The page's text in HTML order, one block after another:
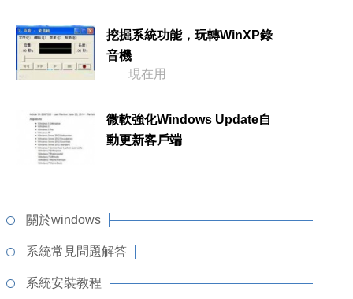
挖掘系統功能，玩轉WinXP錄
音機
現在用
微軟強化Windows Update自
動更新客戶端
關於windows
系統常見問題解答
系統安裝教程